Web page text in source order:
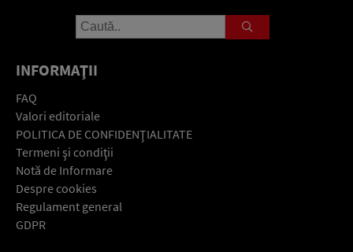
INFORMAŢII
FAQ
Valori editoriale
POLITICA DE CONFIDENŢIALITATE
Termeni şi condiţii
Notă de Informare
Despre cookies
Regulament general
GDPR